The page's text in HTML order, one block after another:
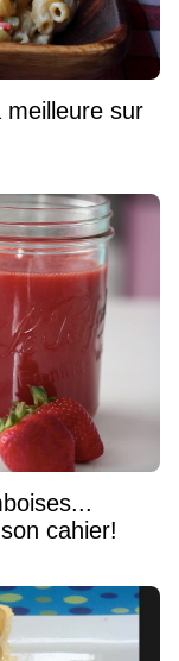
meilleure sur
cahier!